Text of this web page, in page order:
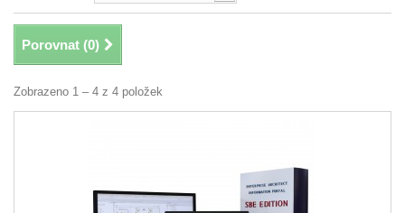
Porovnat (0)
Zobrazeno 1 – 4 z 4 položek